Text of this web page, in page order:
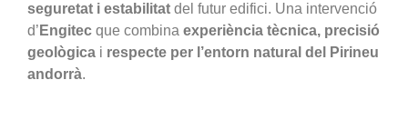
seguretat i estabilitat del futur edifici. Una intervenció
d’ Engitec que combina experiència tècnica, precisió
geològica i respecte per l’entorn natural del Pirineu
andorrà.